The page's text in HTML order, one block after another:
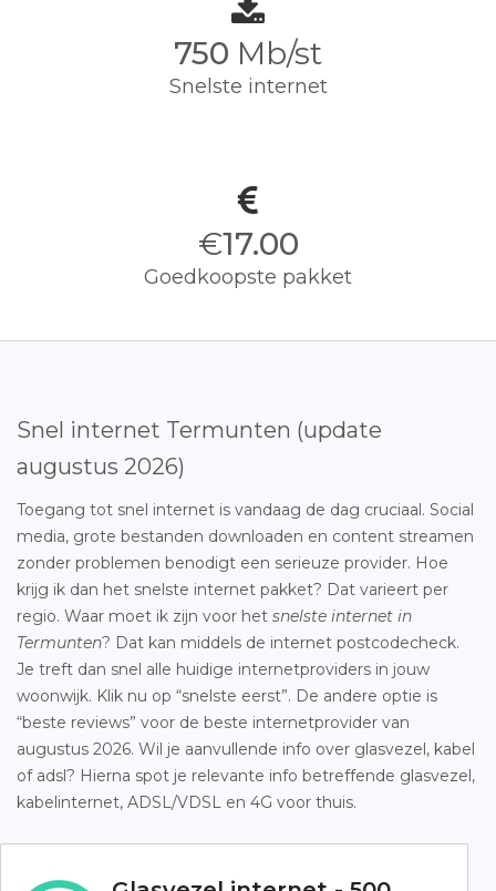
750 Mb/st
Snelste internet
€17.00
Goedkoopste pakket
Snel internet Termunten (update
augustus 2026)
Toegang tot snel internet is vandaag de dag cruciaal. Social
media, grote bestanden downloaden en content streamen
zonder problemen benodigt een serieuze provider. Hoe
krijg ik dan het snelste internet pakket? Dat varieert per
regio. Waar moet ik zijn voor het snelste internet in
Termunten? Dat kan middels de internet postcodecheck.
Je treft dan snel alle huidige internetproviders in jouw
woonwijk. Klik nu op “snelste eerst”. De andere optie is
“beste reviews” voor de beste internetprovider van
augustus 2026. Wil je aanvullende info over glasvezel, kabel
of adsl? Hierna spot je relevante info betreffende glasvezel,
kabelinternet, ADSL/VDSL en 4G voor thuis.